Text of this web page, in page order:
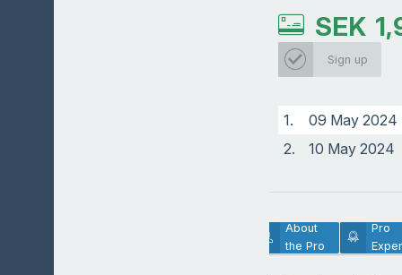
SEK
Sign up
1.
09 May 2024
2.
10 May 2024
About
the Pro
Pro